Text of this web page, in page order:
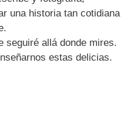
una historia tan cotidiana
seguiré allá donde mires.
estas delicias.